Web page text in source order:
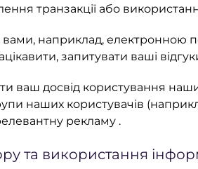
транзакції або
наприклад, електронною
запитувати ваші
ваш досвід користування
наших користувачів
рекламу .
та використання